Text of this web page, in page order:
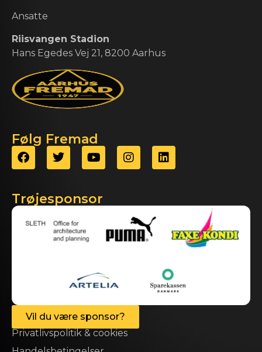
Ansatte
Riisvangen Stadion
Hans Egedes Vej 21, 8200 Aarhus
Følg Fremad
Trøjesponsor
Vil du være sponsor?
Privatlivspolitik & cookies